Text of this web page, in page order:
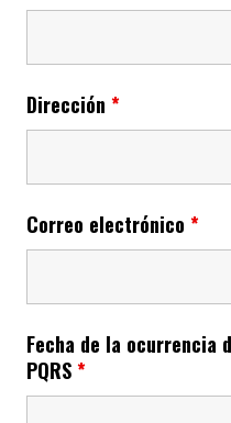
Dirección *
Correo electrónico *
Fecha de la ocurrencia
PQRS*